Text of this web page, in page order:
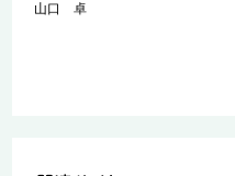
山口 卓